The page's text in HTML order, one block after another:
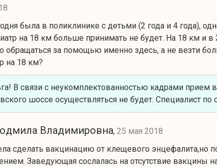
была в поликлинике с детьми (2 года и 4 года),
на 18 км больше принимать не будет. На 18 км и
обращаться за помощью именно здесь, а не везти
на 18 км?
В связи с неукомплектованностью кадрами прием
шоссе осуществляться не будет. Специалист
Владимировна, 25 мая 2018
сделать вакцинацию от клещевого энцефалита,но
Заведующая сослалась на отсутствие вакцины